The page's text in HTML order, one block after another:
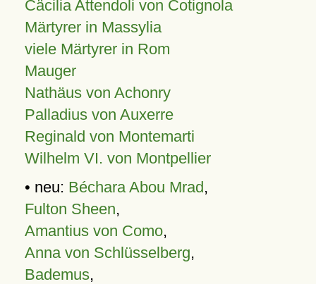
Cäcilia Attendoli von Cotignola
Märtyrer in Massylia
viele Märtyrer in Rom
Mauger
Nathäus von Achonry
Palladius von Auxerre
Reginald von Montemarti
Wilhelm VI. von Montpellier
• neu: Béchara Abou Mrad,
Fulton Sheen,
Amantius von Como,
Anna von Schlüsselberg,
Bademus,